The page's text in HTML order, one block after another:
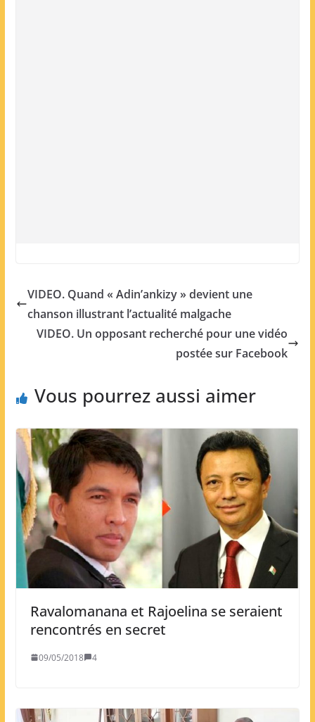
VIDEO. Quand « Adin’ankizy » devient une
chanson illustrant l’actualité malgache
VIDEO. Un opposant recherché pour une vidéo
postée sur Facebook
Vous pourrez aussi aimer
Ravalomanana et Rajoelina se seraient
rencontrés en secret
09/05/2018 4